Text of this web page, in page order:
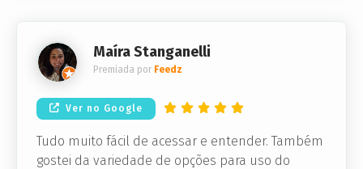
Maíra Stanganelli
Premiada por Feedz
Ver no Google
Tudo muito fácil de acessar e entender. Também
gostei da variedade de opções para uso do